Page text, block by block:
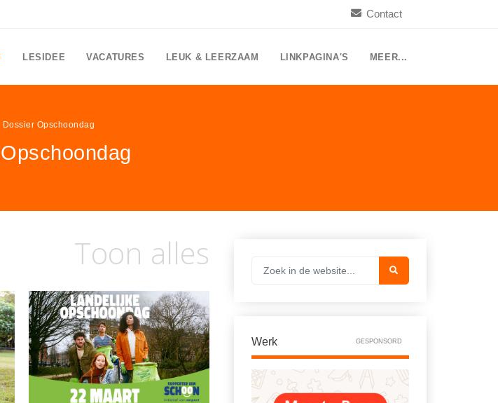
Contact
LESIDEE VACATURES LEUK & LEERZAAM LINKPAGINA'S MEER...
Dossier Opschoondag
Toon alles
Werk GESPONSORD